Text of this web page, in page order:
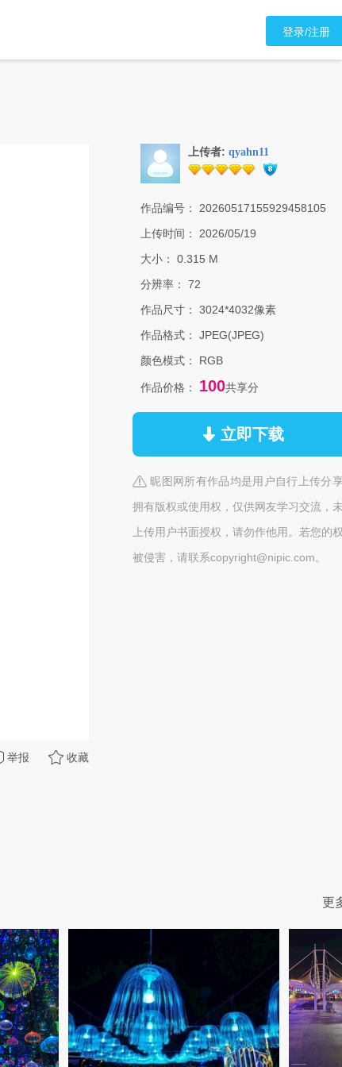
登录/注册
举报 收藏
上传者: qyahn11
作品编号：
20260517155929458105
上传时间：
2026/05/19
大小：
0.315 M
分辨率：
72
作品尺寸：
3024*4032像素
作品格式：
JPEG(JPEG)
颜色模式：
RGB
作品价格： 100共享分
立即下载
昵图网所有作品均是用户自行上传分
拥有版权或使用权，仅供网友学习交流，
上传用户书面授权，请勿作他用。若您的
被侵害，请联系copyright@nipic.com。
更